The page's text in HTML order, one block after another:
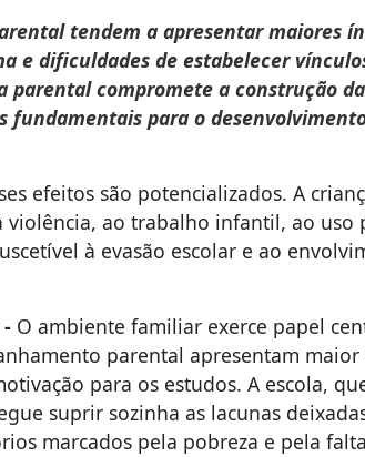
tendem a apresentar maiores
e dificuldades de estabelecer
parental compromete a construção
fundamentais para o
efeitos são potencializados. A
violência, ao trabalho infantil, ao uso
à evasão escolar e ao
O ambiente familiar exerce papel
parental apresentam
para os estudos. A escola,
suprir sozinha as lacunas
marcados pela pobreza e pela